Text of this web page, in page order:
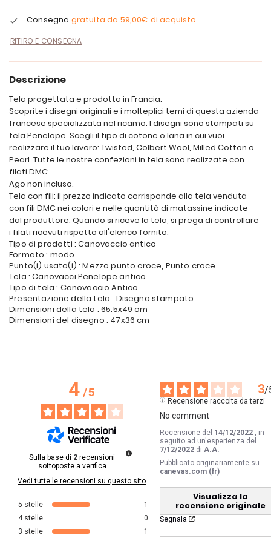
Consegna gratuita da 59,00€ di acquisto
RITIRO E CONSEGNA
Descrizione
Tela progettata e prodotta in Francia.
Scoprite i disegni originali e i molteplici temi di questa azienda
francese specializzata nel ricamo. I disegni sono stampati su
tela Penelope. Scegli il tipo di cotone o lana in cui vuoi
realizzare il tuo lavoro: Twisted, Colbert Wool, Milled Cotton o
Pearl. Tutte le nostre confezioni in tela sono realizzate con
filati DMC.
Ago non incluso.
Tela con fili: il prezzo indicato corrisponde alla tela venduta
con fili DMC nei colori e nelle quantità di matassine indicate
dal produttore. Quando si riceve la tela, si prega di controllare
i filati ricevuti rispetto all'elenco fornito.
Tipo di prodotti : Canovaccio antico
Formato : modo
Punto(i) usato(i) : Mezzo punto croce, Punto croce
Tela : Canovacci Penelope antico
Tipo di tela : Canovaccio Antico
Presentazione della tela : Disegno stampato
Dimensioni della tela : 65.5x49 cm
Dimensioni del disegno : 47x36 cm
4/5
Sulla base di 2 recensioni
sottoposte a verifica
Vedi tutte le recensioni su questo sito
5 stelle
1
4 stelle
0
3 stelle 1
3/
Recensione raccolta da terzi
No comment
Recensione del 14/12/2022
, in
seguito ad un'esperienza del
7/12/2022 di A.A.
Pubblicato originariamente su
canevas.com (fr)
Visualizza la
recensione originale
Segnala